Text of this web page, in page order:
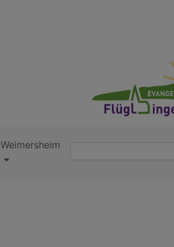
WeimersheimSuche